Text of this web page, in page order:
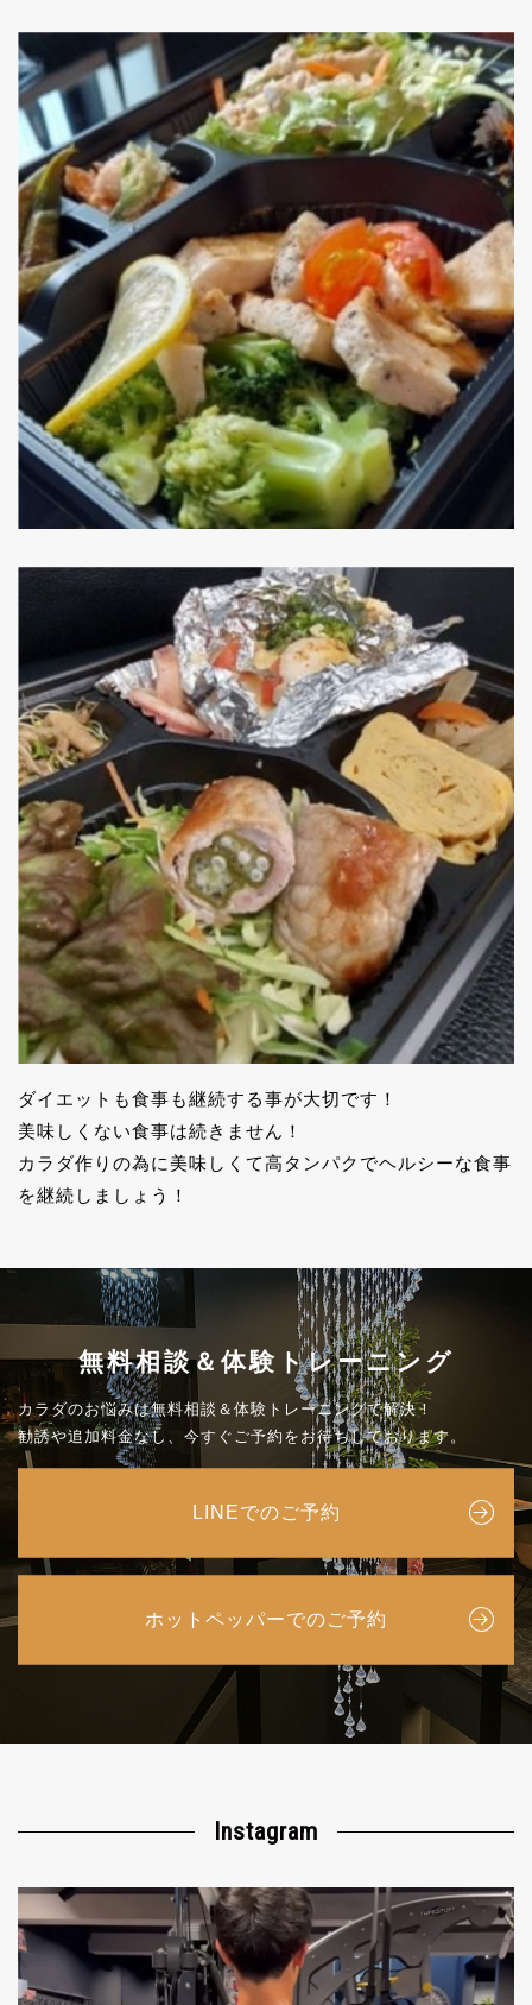
ダイエットも食事も継続する事が大切です！
美味しくない食事は続きません！
カラダ作りの為に美味しくて高タンパクでヘルシーな食事
を継続しましょう！
無料相談＆体験トレーニング
カラダのお悩みは無料相談＆体験トレーニングで解決！
勧誘や追加料金なし、今すぐご予約をお待ちしております。
LINEでのご予約
ホットペッパーでのご予約
Instagram